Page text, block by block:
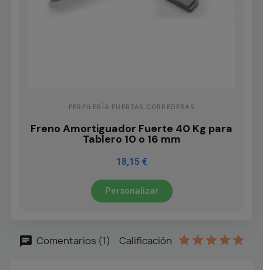
PERFILERÍA PUERTAS CORREDERAS
Freno Amortiguador Fuerte 40 Kg para
Tablero 10 o 16 mm
18,15 €
Personalizar
Comentarios (1) Calificación